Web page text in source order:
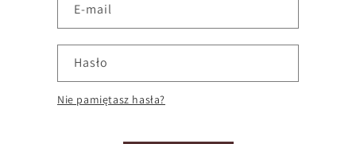
E-mail
Hasło
Nie pamiętasz hasła?